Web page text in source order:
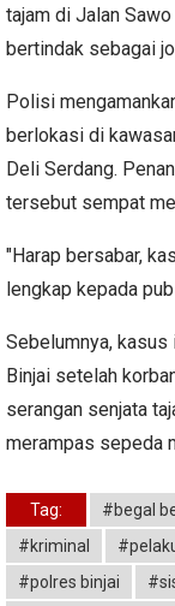
tajam di Jalan
bertindak sebagai
Polisi
berlokasi di
Deli Serdang.
tersebut sempat
"Harap bersabar,
lengkap kepada
Sebelumnya,
Binjai setelah
serangan senjata
merampas sepeda
Tag: #begal
#kriminal
#polres binjai